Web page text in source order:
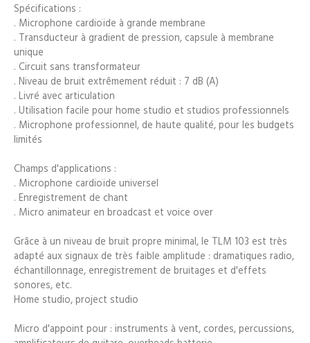
Spécifications :
. Microphone cardioïde à grande membrane
. Transducteur à gradient de pression, capsule à membrane
unique
. Circuit sans transformateur
. Niveau de bruit extrêmement réduit : 7 dB (A)
. Livré avec articulation
. Utilisation facile pour home studio et studios professionnels
. Microphone professionnel, de haute qualité, pour les budgets
limités
Champs d'applications :
. Microphone cardioïde universel
. Enregistrement de chant
. Micro animateur en broadcast et voice over
Grâce à un niveau de bruit propre minimal, le TLM 103 est très
adapté aux signaux de très faible amplitude : dramatiques radio,
échantillonnage, enregistrement de bruitages et d'effets
sonores, etc.
Home studio, project studio
Micro d'appoint pour : instruments à vent, cordes, percussions,